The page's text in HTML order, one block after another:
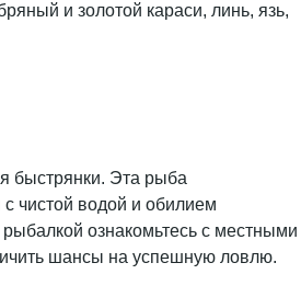
и золотой караси, линь, язь,
быстрянки. Эта рыба
чистой водой и обилием
ознакомьтесь с местными
шансы на успешную ловлю.